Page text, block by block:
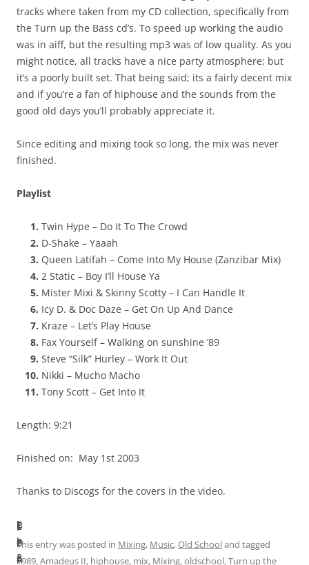
tracks where taken from my CD collection, specifically from
the Turn up the Bass cd’s. To speed up working the audio
was in aiff, but the resulting mp3 was of low quality. As you
might notice, all tracks have a nice party atmosphere; but
it’s a poorly built set. That being said; its a fairly decent mix
and if you’re a fan of hiphouse and the sounds from the
good old days you’ll probably appreciate it.
Since editing and mixing took so long, the mix was never
finished.
Playlist
Twin Hype – Do It To The Crowd
D-Shake – Yaaah
Queen Latifah – Come Into My House (Zanzibar Mix)
2 Static – Boy I’ll House Ya
Mister Mixi & Skinny Scotty – I Can Handle It
Icy D. & Doc Daze – Get On Up And Dance
Kraze – Let’s Play House
Fax Yourself – Walking on sunshine ’89
Steve “Silk” Hurley – Work It Out
Nikki – Mucho Macho
Tony Scott – Get Into It
Length: 9:21
Finished on: May 1st 2003
Thanks to Discogs for the covers in the video.
I
n
2
T
h
e
B
e
f
L
e
n
F
i
n
This entry was posted in Mixing, Music,Old Schooland tagged
1989,Amadeus II, hiphouse, mix, Mixing,oldschool,Turn up the